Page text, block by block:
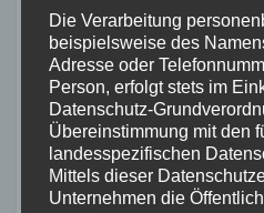
vielfältige und spannende
Veranstaltungen, die
geben, in einer
Wettbewerbsumgebung
gegeneinander anzutreten.
Die Koordination dieser
Die Verarbeitung
beispielsweise des
Adresse oder
Person, erfolgt stets im
Datenschutz-
Übereinstimmung mit den
landesspezifischen
Mittels dieser
Unternehmen die